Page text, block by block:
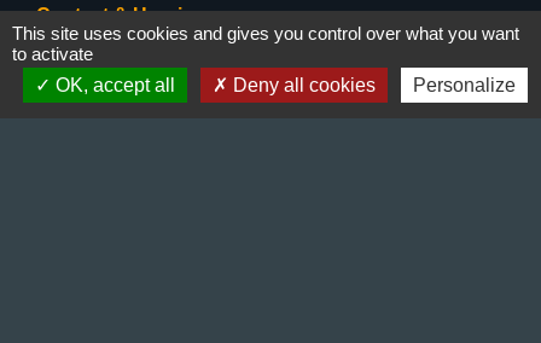
Contact & Horaires
Commune de Gillonnay
Place de la Mairie
This site uses cookies and gives you control over what you want
to activate
OK, accept all
Deny all cookies Personalize